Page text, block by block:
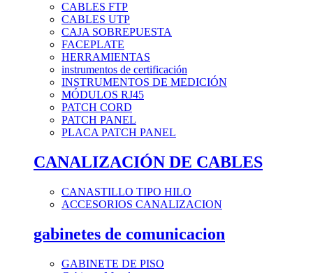
CABLES FTP
CABLES UTP
CAJA SOBREPUESTA
FACEPLATE
HERRAMIENTAS
instrumentos de certificación
INSTRUMENTOS DE MEDICIÓN
MÓDULOS RJ45
PATCH CORD
PATCH PANEL
PLACA PATCH PANEL
CANALIZACIÓN DE CABLES
CANASTILLO TIPO HILO
ACCESORIOS CANALIZACION
gabinetes de comunicacion
GABINETE DE PISO